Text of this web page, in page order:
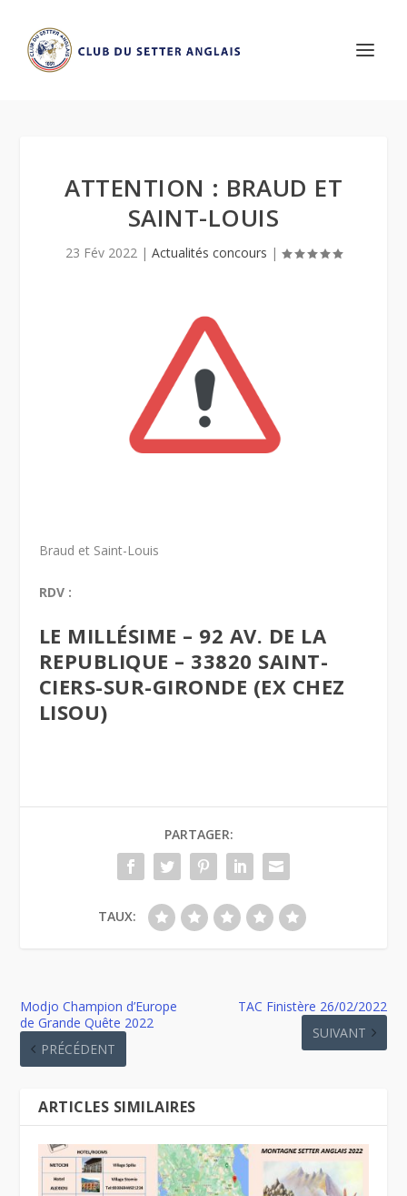
ATTENTION : BRAUD ET
SAINT-LOUIS
23 Fév 2022 | Actualités concours |
Braud et Saint-Louis
RDV :
LE MILLÉSIME – 92 AV. DE LA
REPUBLIQUE – 33820 SAINT-
CIERS-SUR-GIRONDE (EX CHEZ
LISOU)
PARTAGER:
TAUX:
Modjo Champion d’Europe
de Grande Quête 2022
PRÉCÉDENT
TAC Finistère 26/02/2022
SUIVANT
ARTICLES SIMILAIRES